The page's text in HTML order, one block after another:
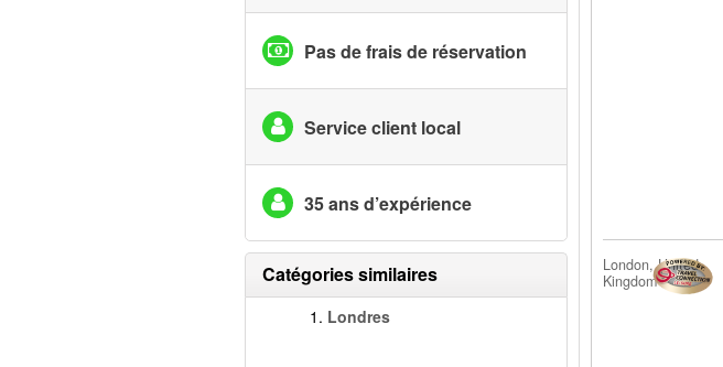
Pas de frais de réservation
Service client local
35 ans d’expérience
Catégories similaires
1. Londres
London, United
Kingdom